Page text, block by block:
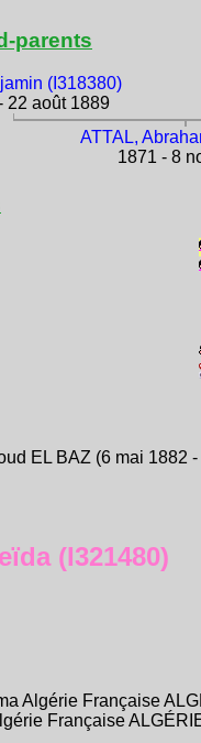
parents
(I318380)
22 août 1889
ATTAL,
1871 - 8
EL BAZ (6 mai 1882
(I321480)
Algérie Française
Française